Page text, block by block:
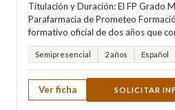
Titulación y Duración: El FP Grado
Parafarmacia de Prometeo
formativo oficial de dos años que
Semipresencial 2 años Español
Ver ficha SOLICITAR